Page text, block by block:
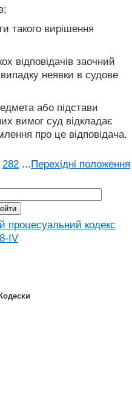
такого вирішення
відповідачів заочний
неявки в судове
або підстави
вимог суд відкладає
про це відповідача.
282 ...Перехідні положення
процесуальний кодекс
IV